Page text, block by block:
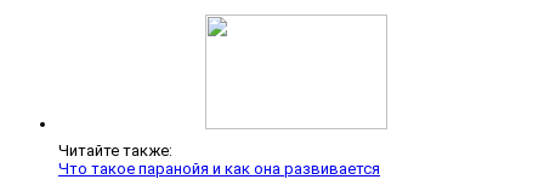
Читайте также:
Что такое паранойя и как она развивается